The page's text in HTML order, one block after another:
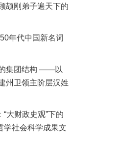
颉刚弟子遍天下的
年代中国新名词
集团结构 ——以
州卫领主阶层汉姓
大财政史观”下的
学社会科学成果文